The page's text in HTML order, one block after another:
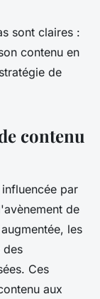
sont claires :
contenu en
de
contenu
par
de
les
des
Ces
aux